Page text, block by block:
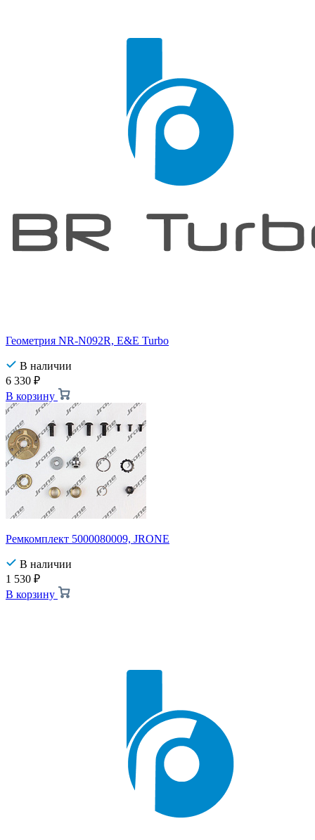
Геометрия NR-N092R, E&E Turbo
В наличии
6 330 ₽
В корзину
Ремкомплект 5000080009, JRONE
В наличии
1 530 ₽
В корзину